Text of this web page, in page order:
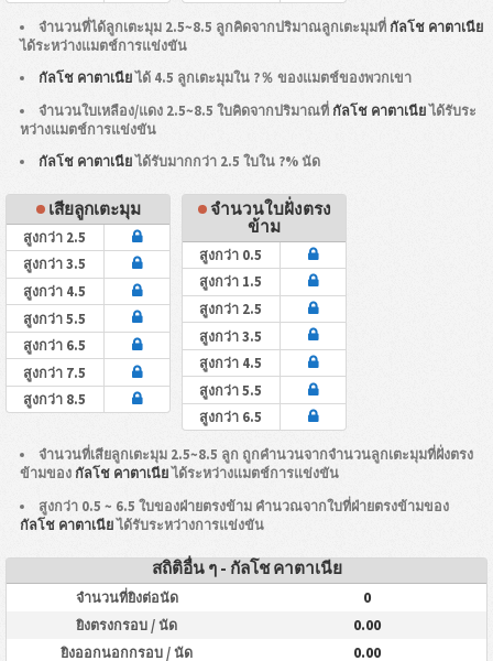
จำนวนที่ได้ลูกเตะมุม 2.5~8.5 ลูกคิดจากปริมาณลูกเตะมุมที่กัลโช คาตาเนีย
ได้ระหว่างแมตช์การแข่งขัน
กัลโช คาตาเนียได้ 4.5 ลูกเตะมุมใน ?％ ของแมตช์ของพวกเขา
จำนวนใบเหลือง/แดง 2.5~8.5 ใบคิดจากปริมาณที่กัลโช คาตาเนียได้รับระ
หว่างแมตช์การแข่งขัน
กัลโช คาตาเนียได้รับมากกว่า 2.5 ใบใน ?% นัด
เสียลูกเตะมุม
สูงกว่า 2.5
สูงกว่า 3.5
สูงกว่า 4.5
สูงกว่า 5.5
สูงกว่า 6.5
สูงกว่า 7.5
สูงกว่า 8.5
จำนวนใบฝั่งตรง
ข้าม
สูงกว่า 0.5
สูงกว่า 1.5
สูงกว่า 2.5
สูงกว่า 3.5
สูงกว่า 4.5
สูงกว่า 5.5
สูงกว่า 6.5
จำนวนที่เสียลูกเตะมุม 2.5~8.5 ลูก ถูกคำนวนจากจำนวนลูกเตะมุมที่ฝั่งตรง
ข้ามของ กัลโช คาตาเนียได้ระหว่างแมตช์การแข่งขัน
สูงกว่า 0.5 ~ 6.5 ใบของฝ่ายตรงข้าม คำนวณจากใบที่ฝ่ายตรงข้ามของ
กัลโช คาตาเนียได้รับระหว่างการแข่งขัน
สถิติอื่น ๆ - กัลโช คาตาเนีย
จำนวนที่ยิงต่อนัด 0
ยิงตรงกรอบ / นัด 0.00
ยิงออกนอกกรอบ / นัด 0.00